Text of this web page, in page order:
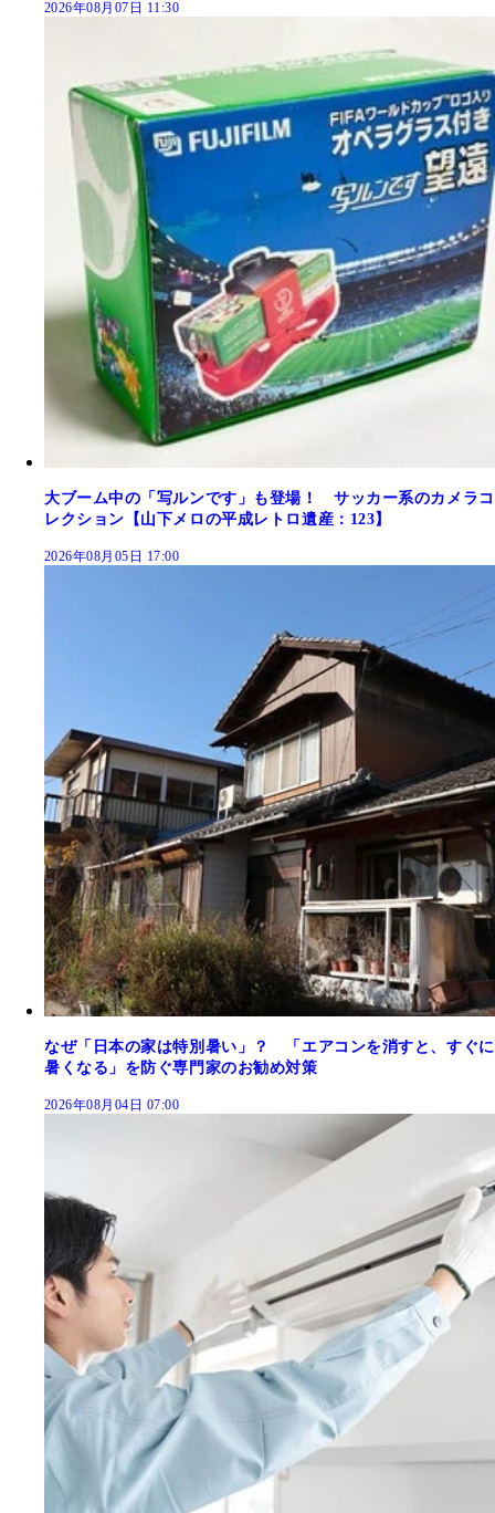
2026年08月07日 11:30
大ブーム中の「写ルンです」も登場！ サッカー系のカメラコ
レクション【山下メロの平成レトロ遺産：123】
2026年08月05日 17:00
なぜ「日本の家は特別暑い」？ 「エアコンを消すと、すぐに
暑くなる」を防ぐ専門家のお勧め対策
2026年08月04日 07:00